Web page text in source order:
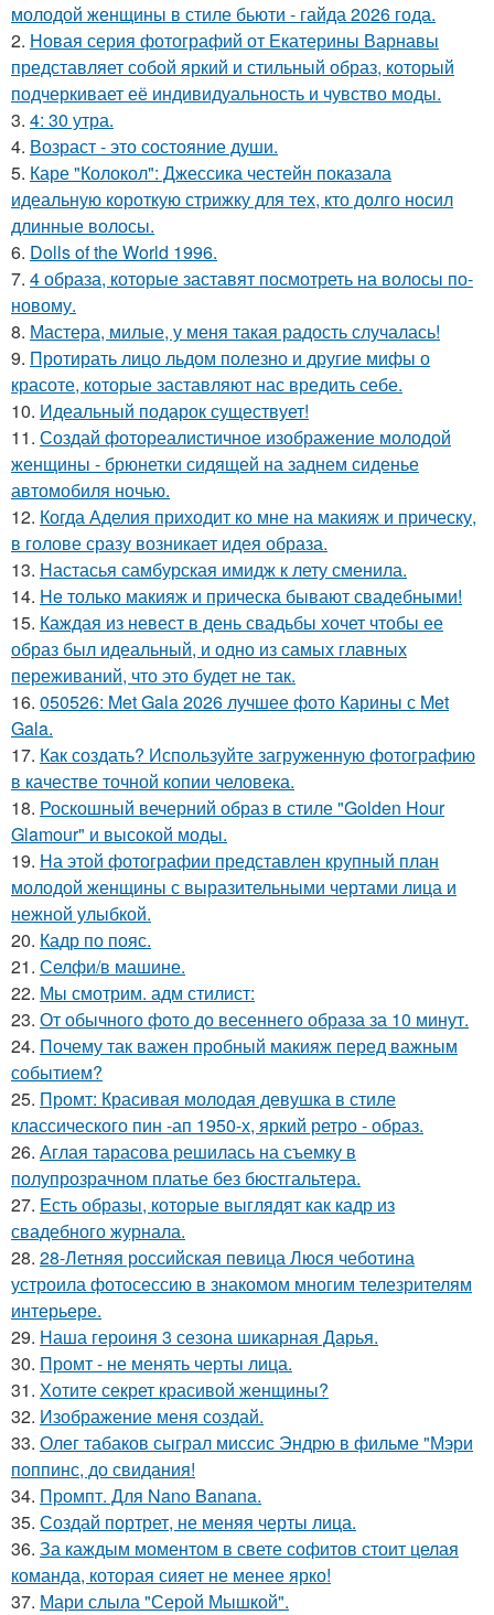
молодой женщины в стиле бьюти - гайда 2026 года.
2. Новая серия фотографий от Екатерины Варнавы
представляет собой яркий и стильный образ, который
подчеркивает её индивидуальность и чувство моды.
3. 4: 30 утра.
4. Возраст - это состояние души.
5. Каре "Колокол": Джессика честейн показала
идеальную короткую стрижку для тех, кто долго носил
длинные волосы.
6. Dolls of the World 1996.
7. 4 образа, которые заставят посмотреть на волосы по-
новому.
8. Мастера, милые, у меня такая радость случалась!
9. Протирать лицо льдом полезно и другие мифы о
красоте, которые заставляют нас вредить себе.
10. Идеальный подарок существует!
11. Создай фотореалистичное изображение молодой
женщины - брюнетки сидящей на заднем сиденье
автомобиля ночью.
12. Когда Аделия приходит ко мне на макияж и прическу,
в голове сразу возникает идея образа.
13. Настасья самбурская имидж к лету сменила.
14. He только макияж и прическа бывают свадебными!
15. Каждая из невест в день свадьбы хочет чтобы ее
образ был идеальный, и одно из самых главных
переживаний, что это будет не так.
16. 050526: Met Gala 2026 лучшее фото Карины с Met
Gala.
17. Как создать? Используйте загруженную фотографию
в качестве точной копии человека.
18. Роскошный вечерний образ в стиле "Golden Hour
Glamour" и высокой моды.
19. На этой фотографии представлен крупный план
молодой женщины с выразительными чертами лица и
нежной улыбкой.
20. Кадр по пояс.
21. Селфи/в машине.
22. Мы смотрим. адм стилист:
23. От обычного фото до весеннего образа за 10 минут.
24. Почему так важен пробный макияж перед важным
событием?
25. Промт: Красивая молодая девушка в стиле
классического пин -ап 1950-х, яркий ретро - образ.
26. Аглая тарасова решилась на съемку в
полупрозрачном платье без бюстгальтера.
27. Есть образы, которые выглядят как кадр из
свадебного журнала.
28. 28-Летняя российская певица Люся чеботина
устроила фотосессию в знакомом многим телезрителям
интерьере.
29. Наша героиня 3 сезона шикарная Дарья.
30. Промт - не менять черты лица.
31. Хотите секрет красивой женщины?
32. Изображение меня создай.
33. Олег табаков сыграл миссис Эндрю в фильме "Мэри
поппинс, до свидания!
34. Промпт. Для Nano Banana.
35. Создай портрет, не меняя черты лица.
36. За каждым моментом в свете софитов стоит целая
команда, которая сияет не менее ярко!
37. Мари слыла "Серой Мышкой".